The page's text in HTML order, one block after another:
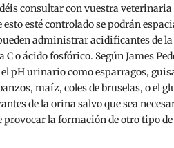
consultar con vuestra
esto esté controlado se podrán
administrar acidificantes de
o ácido fosfórico. Según James
pH urinario como esparragos,
maíz, coles de bruselas, o el
de la orina salvo que sea
provocar la formación de otro tipo